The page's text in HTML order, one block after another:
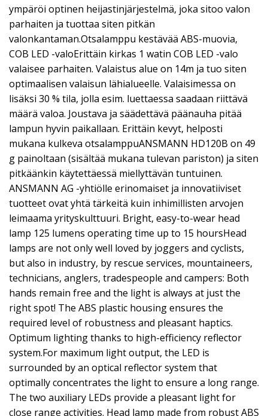
ympäröi optinen heijastinjärjestelmä, joka sitoo valon
parhaiten ja tuottaa siten pitkän
valonkantaman.Otsalamppu kestävää ABS-muovia,
COB LED -valoErittäin kirkas 1 watin COB LED -valo
valaisee parhaiten. Valaistus alue on 14m ja tuo siten
optimaalisen valaisun lähialueelle. Valaisimessa on
lisäksi 30 % tila, jolla esim. luettaessa saadaan riittävä
määrä valoa. Joustava ja säädettävä päänauha pitää
lampun hyvin paikallaan. Erittäin kevyt, helposti
mukana kulkeva otsalamppuANSMANN HD120B on 49
g painoltaan (sisältää mukana tulevan pariston) ja siten
pitkäänkin käytettäessä miellyttävän tuntuinen.
ANSMANN AG -yhtiölle erinomaiset ja innovatiiviset
tuotteet ovat yhtä tärkeitä kuin inhimillisten arvojen
leimaama yrityskulttuuri. Bright, easy-to-wear head
lamp 125 lumens operating time up to 15 hoursHead
lamps are not only well loved by joggers and cyclists,
but also in industry, by rescue services, mountaineers,
technicians, anglers, tradespeople and campers: Both
hands remain free and the light is always at just the
right spot! The ABS plastic housing ensures the
required level of robustness and pleasant haptics.
Optimum lighting thanks to high-efficiency reflector
system.For maximum light output, the LED is
surrounded by an optical reflector system that
optimally concentrates the light to ensure a long range.
The two auxiliary LEDs provide a pleasant light for
close range activities. Head lamp made from robust ABS